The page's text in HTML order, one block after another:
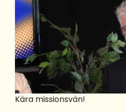
Kära missionsvän!